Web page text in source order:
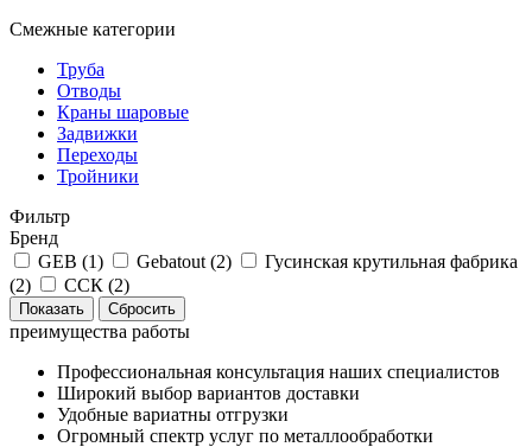
Смежные категории
Труба
Отводы
Краны шаровые
Задвижки
Переходы
Тройники
Фильтр
Бренд
GEB (1) Gebatout (2)
Гусинская крутильная фабрика
(2) ССК (2)
преимущества работы
Профессиональная консультация наших специалистов
Широкий выбор вариантов доставки
Удобные вариатны отгрузки
Огромный спектр услуг по металлообработки